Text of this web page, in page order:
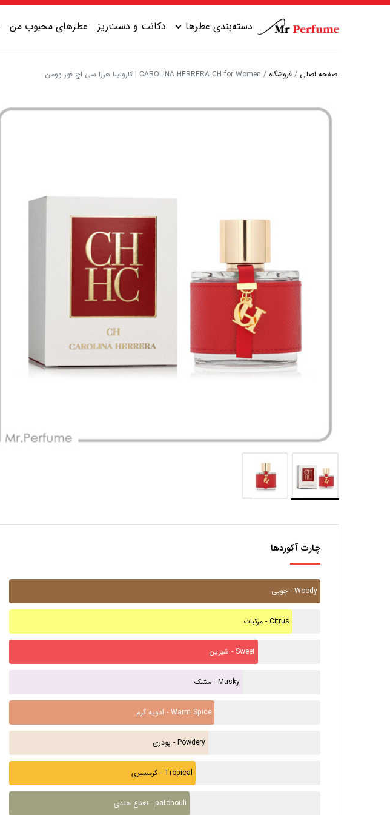
دسته‌بندی عطرها
عطر زنانه گرم
دکانت و دست‌ریز عطرهای محبوب من
صفحه اصلی / فروشگاه / CAROLINA HERRERA CH for Women | کارولینا هررا سی اچ فور وومن
چارت آکوردها
چوبی - Woody
مرکبات - Citrus
شیرین - Sweet
مشک - Musky
ادویه گرم - Warm Spice
پودری - Powdery
گرمسیری - Tropical
نعناع هندی - patchouli